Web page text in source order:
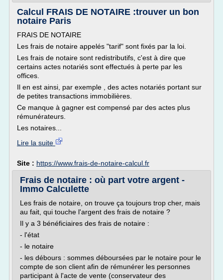
Calcul FRAIS DE NOTAIRE :trouver un bon
notaire Paris
FRAIS DE NOTAIRE
Les frais de notaire appelés "tarif" sont fixés par la loi.
Les frais de notaire sont redistributifs, c'est à dire que
certains actes notariés sont effectués à perte par les
offices.
Il en est ainsi, par exemple , des actes notariés portant sur
de petites transactions immobilières.
Ce manque à gagner est compensé par des actes plus
rémunérateurs.
Les notaires...
Lire la suite
Site : https://www.frais-de-notaire-calcul.fr
Frais de notaire : où part votre argent -
Immo Calculette
Les frais de notaire, on trouve ça toujours trop cher, mais
au fait, qui touche l'argent des frais de notaire ?
Il y a 3 bénéficiaires des frais de notaire :
- l'état
- le notaire
- les débours : sommes déboursées par le notaire pour le
compte de son client afin de rémunérer les personnes
participant à l'acte de vente (conservateur des